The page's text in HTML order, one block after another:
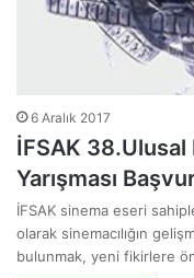
6 Aralık 2017
İFSAK 38.Ulusal
Yarışması
İFSAK sinema eseri
olarak sinemacılığın
bulunmak, yeni fikirlere